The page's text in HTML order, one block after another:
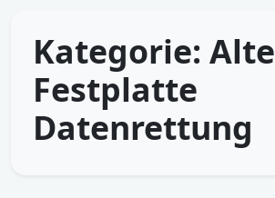
Kategorie: Alte
Festplatte
Datenrettung